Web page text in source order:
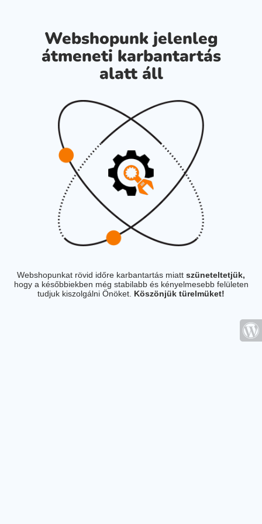
Webshopunk jelenleg
átmeneti karbantartás
alatt áll
Webshopunkat rövid időre karbantartás miatt szüneteltetjük,
hogy a későbbiekben még stabilabb és kényelmesebb felületen
tudjuk kiszolgálni Önöket. Köszönjük türelmüket!